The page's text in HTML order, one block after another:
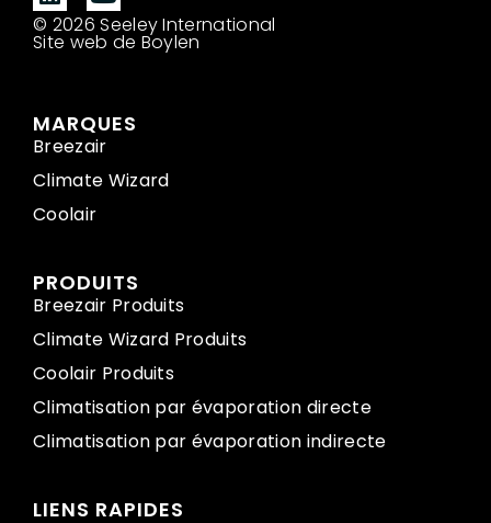
© 2026 Seeley International
Site web de Boylen
MARQUES
Breezair
Climate Wizard
Coolair
PRODUITS
Breezair Produits
Climate Wizard Produits
Coolair Produits
Climatisation par évaporation directe
Climatisation par évaporation indirecte
LIENS RAPIDES